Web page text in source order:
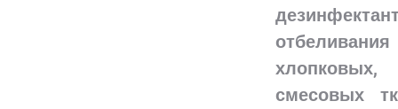
отбеливания
хлопковых,
смесовых